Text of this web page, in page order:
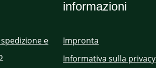
e
informazioni
Impronta
Informativa sulla privacy